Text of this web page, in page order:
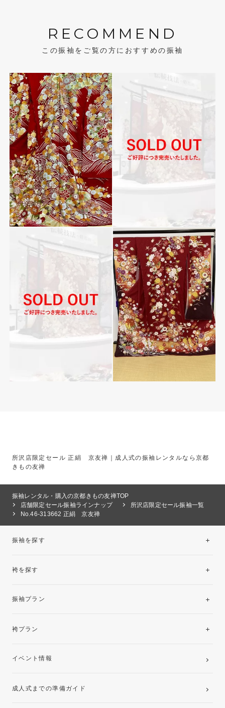
RECOMMEND
この振袖をご覧の方におすすめの振袖
所沢店限定セール 正絹 京友禅｜成人式の振袖レンタルなら京都
きもの友禅
振袖レンタル・購入の京都きもの友禅TOP
店舗限定セール振袖ラインナップ
所沢店限定セール振袖一覧
No.46-313662 正絹 京友禅
振袖を探す
袴を探す
振袖プラン
レンタルプラン
袴プラン
卒業袴レンタルプラン
イベント情報
成人式までの準備ガイド